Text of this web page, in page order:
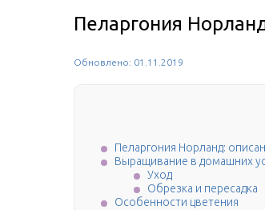
Пеларгония
Обновлено: 01.11.2019
Пеларгония Норланд:
Выращивание в домашних
Уход
Обрезка и пересадка
Особенности цветения